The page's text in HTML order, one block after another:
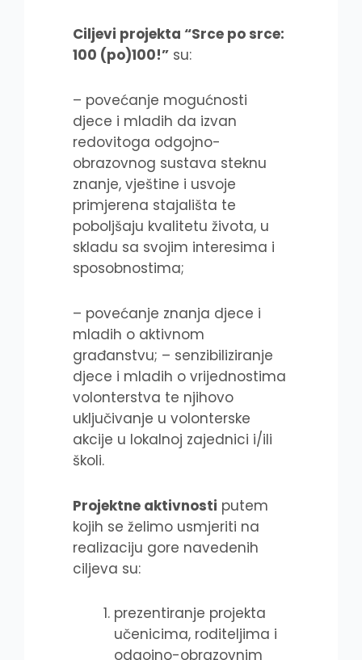
Ciljevi projekta “Srce po srce:
100 (po)100!” su:
– povećanje mogućnosti
djece i mladih da izvan
redovitoga odgojno-
obrazovnog sustava steknu
znanje, vještine i usvoje
primjerena stajališta te
poboljšaju kvalitetu života, u
skladu sa svojim interesima i
sposobnostima;
– povećanje znanja djece i
mladih o aktivnom
građanstvu; – senzibiliziranje
djece i mladih o vrijednostima
volonterstva te njihovo
uključivanje u volonterske
akcije u lokalnoj zajednici i/ili
školi.
Projektne aktivnosti putem
kojih se želimo usmjeriti na
realizaciju gore navedenih
ciljeva su:
prezentiranje projekta
učenicima, roditeljima i
odgojno-obrazovnim